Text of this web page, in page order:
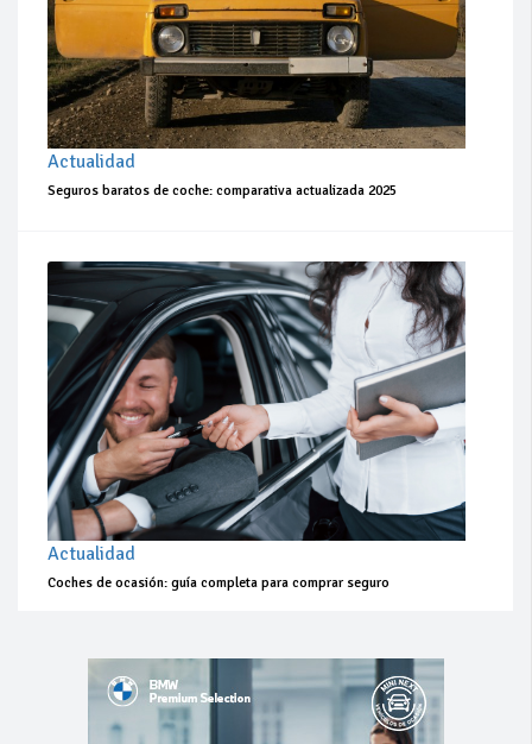
Actualidad
Seguros baratos de coche: comparativa actualizada 2025
Actualidad
Coches de ocasión: guía completa para comprar seguro